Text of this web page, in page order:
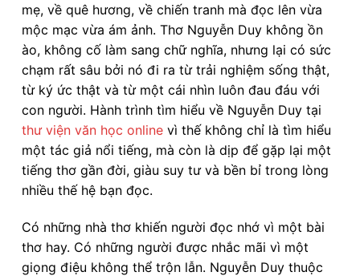
mẹ, về quê hương, về chiến tranh mà đọc lên vừa
mộc mạc vừa ám ảnh. Thơ Nguyễn Duy không ồn
ào, không cố làm sang chữ nghĩa, nhưng lại có sức
chạm rất sâu bởi nó đi ra từ trải nghiệm sống thật,
từ ký ức thật và từ một cái nhìn luôn đau đáu với
con người. Hành trình tìm hiểu về Nguyễn Duy tại
thư viện văn học online vì thế không chỉ là tìm hiểu
một tác giả nổi tiếng, mà còn là dịp để gặp lại một
tiếng thơ gần đời, giàu suy tư và bền bỉ trong lòng
nhiều thế hệ bạn đọc.
Có những nhà thơ khiến người đọc nhớ vì một bài
thơ hay. Có những người được nhắc mãi vì một
giọng điệu không thể trộn lẫn. Nguyễn Duy thuộc